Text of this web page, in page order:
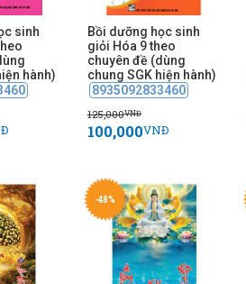
sinh
hành)
Bồi dưỡng học sinh
giỏi Hóa 9 theo
chuyên đề (dùng
chung SGK hiện hành)
8935092833460
125,000VNĐ
100,000VNĐ
-48%